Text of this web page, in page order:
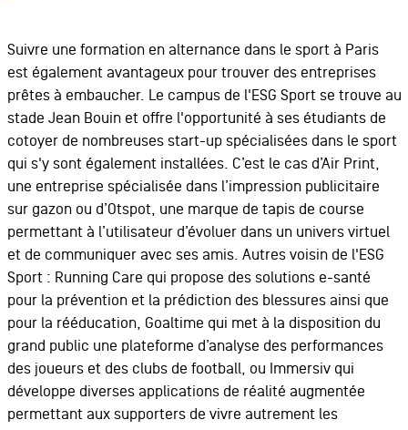
Suivre une formation en alternance dans le sport à Paris
est également avantageux pour trouver des entreprises
prêtes à embaucher. Le campus de l'ESG Sport se trouve au
stade Jean Bouin et offre l'opportunité à ses étudiants de
cotoyer de nombreuses start-up spécialisées dans le sport
qui s'y sont également installées. C’est le cas d’Air Print,
une entreprise spécialisée dans l’impression publicitaire
sur gazon ou d’Otspot, une marque de tapis de course
permettant à l’utilisateur d’évoluer dans un univers virtuel
et de communiquer avec ses amis. Autres voisin de l'ESG
Sport : Running Care qui propose des solutions e-santé
pour la prévention et la prédiction des blessures ainsi que
pour la rééducation, Goaltime qui met à la disposition du
grand public une plateforme d’analyse des performances
des joueurs et des clubs de football, ou Immersiv qui
développe diverses applications de réalité augmentée
permettant aux supporters de vivre autrement les